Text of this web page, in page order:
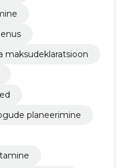
maksudeklaratsioon
planeerimine